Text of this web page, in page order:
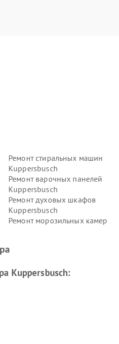
Ремонт стиральных машин
Kuppersbusch
Ремонт варочных панелей
Kuppersbusch
Ремонт духовых шкафов
Kuppersbusch
Ремонт морозильных камер
вакуумных упаковщиков
Kuppersbusch: